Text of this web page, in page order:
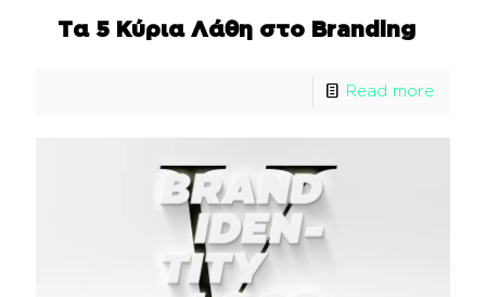
Τα 5 Κύρια Λάθη στο Branding
Read more